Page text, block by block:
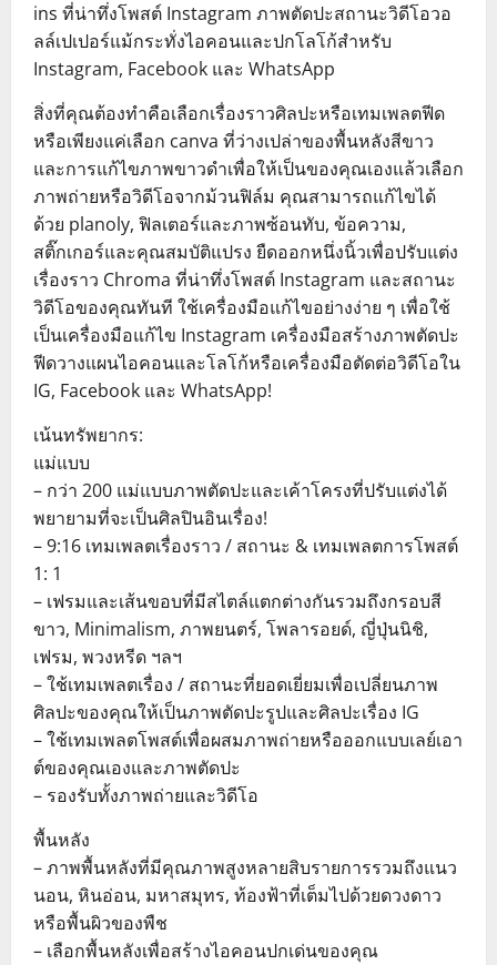
ins ที่น่าทึ่งโพสต์ Instagram ภาพตัดปะสถานะวิดีโอวอ
ลล์เปเปอร์แม้กระทั่งไอคอนและปกโลโก้สำหรับ
Instagram, Facebook และ WhatsApp
สิ่งที่คุณต้องทำคือเลือกเรื่องราวศิลปะหรือเทมเพลตฟีด
หรือเพียงแค่เลือก canva ที่ว่างเปล่าของพื้นหลังสีขาว
และการแก้ไขภาพขาวดำเพื่อให้เป็นของคุณเองแล้วเลือก
ภาพถ่ายหรือวิดีโอจากม้วนฟิล์ม คุณสามารถแก้ไขได้
ด้วย planoly, ฟิลเตอร์และภาพซ้อนทับ, ข้อความ,
สติ๊กเกอร์และคุณสมบัติแปรง ยืดออกหนึ่งนิ้วเพื่อปรับแต่ง
เรื่องราว Chroma ที่น่าทึ่งโพสต์ Instagram และสถานะ
วิดีโอของคุณทันที ใช้เครื่องมือแก้ไขอย่างง่าย ๆ เพื่อใช้
เป็นเครื่องมือแก้ไข Instagram เครื่องมือสร้างภาพตัดปะ
ฟีดวางแผนไอคอนและโลโก้หรือเครื่องมือตัดต่อวิดีโอใน
IG, Facebook และ WhatsApp!
เน้นทรัพยากร:
แม่แบบ
– กว่า 200 แม่แบบภาพตัดปะและเค้าโครงที่ปรับแต่งได้
พยายามที่จะเป็นศิลปินอินเรื่อง!
– 9:16 เทมเพลตเรื่องราว / สถานะ & เทมเพลตการโพสต์
1: 1
– เฟรมและเส้นขอบที่มีสไตล์แตกต่างกันรวมถึงกรอบสี
ขาว, Minimalism, ภาพยนตร์, โพลารอยด์, ญี่ปุ่นนิชิ,
เฟรม, พวงหรีด ฯลฯ
– ใช้เทมเพลตเรื่อง / สถานะที่ยอดเยี่ยมเพื่อเปลี่ยนภาพ
ศิลปะของคุณให้เป็นภาพตัดปะรูปและศิลปะเรื่อง IG
– ใช้เทมเพลตโพสต์เพื่อผสมภาพถ่ายหรือออกแบบเลย์เอา
ต์ของคุณเองและภาพตัดปะ
– รองรับทั้งภาพถ่ายและวิดีโอ
พื้นหลัง
– ภาพพื้นหลังที่มีคุณภาพสูงหลายสิบรายการรวมถึงแนว
นอน, หินอ่อน, มหาสมุทร, ท้องฟ้าที่เต็มไปด้วยดวงดาว
หรือพื้นผิวของพืช
– เลือกพื้นหลังเพื่อสร้างไอคอนปกเด่นของคุณ